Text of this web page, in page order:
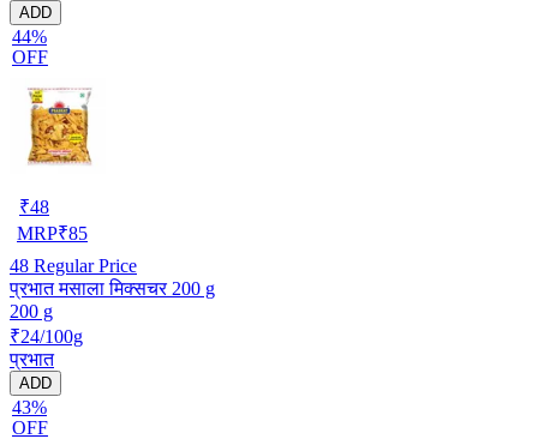
ADD
44%
OFF
₹48
MRP₹85
48 Regular Price
प्रभात मसाला मिक्सचर 200 g
200 g
₹24/100g
प्रभात
ADD
43%
OFF